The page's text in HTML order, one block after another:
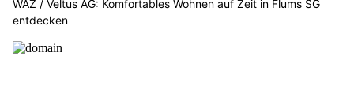
WAZ / Veltus AG: Komfortables Wohnen auf Zeit in Flums SG
entdecken